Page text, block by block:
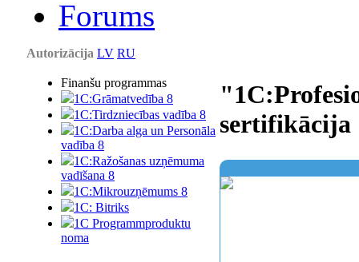
Forums
Autorizācija LV RU
Finanšu programmas
1C:Grāmatvedība 8
1C:Tirdzniecības vadība 8
1C:Darba alga un Personāla
vadība 8
1C:Ražošanas uzņēmuma
vadīšana 8
1С:Мikrouzņēmums 8
1C: Bitriks
1C Programmproduktu
noma
sertifikācija